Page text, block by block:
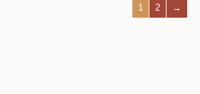
1 2 →